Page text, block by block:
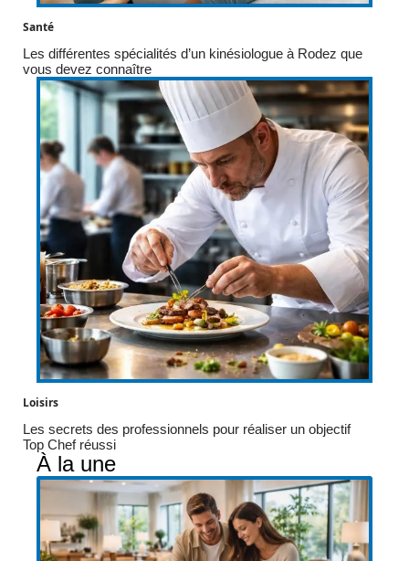
Santé
Les différentes spécialités d’un kinésiologue à Rodez que
vous devez connaître
Loisirs
Les secrets des professionnels pour réaliser un objectif
Top Chef réussi
À la une